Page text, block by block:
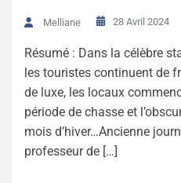
Melliane 28 Avril 2024
Résumé : Dans la célèbre
les touristes continuent de
de luxe, les locaux
période de chasse et
mois d’hiver…Ancienne
professeur de […]